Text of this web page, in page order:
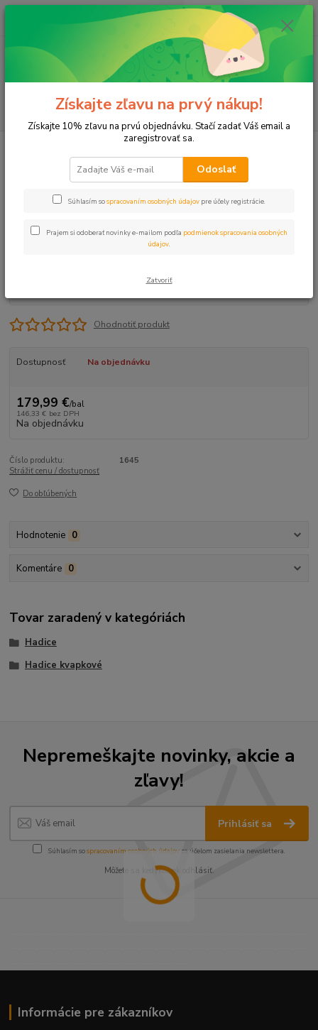
Menu
(Po-Pia, 8-17 hod.)
ks
za0 €
Hadica kvapková 16 rozpon 50 cm (cena za 400m bal)
Hadica kvapková 16 rozpon 50 cm
(cena za 400m bal)
Ohodnotiť produkt
Dostupnosť Na objednávku
179,99 €/bal
146,33 € bez DPH
Na objednávku
Číslo produktu:
1645
Strážiť cenu / dostupnosť
Do obľúbených
Hodnotenie 0
Komentáre 0
Tovar zaradený v kategóriách
Hadice
Hadice kvapkové
Nepremeškajte novinky, akcie a
zľavy!
Prihlásiť sa
Súhlasím sospracovaním osobných údajov za účelom zasielania newslettera.
Môžete sa kedykoľvek odhlásiť.
Informácie pre zákazníkov
Získajte zľavu na prvý nákup!
Získajte 10% zľavu na prvú objednávku. Stačí zadať Váš email a
zaregistrovať sa.
Odoslať
Súhlasím sospracovaním osobných údajov pre účely registrácie.
Prajem si odoberať novinky e-mailom podľa podmienok spracovania osobných
údajov
Zatvoriť